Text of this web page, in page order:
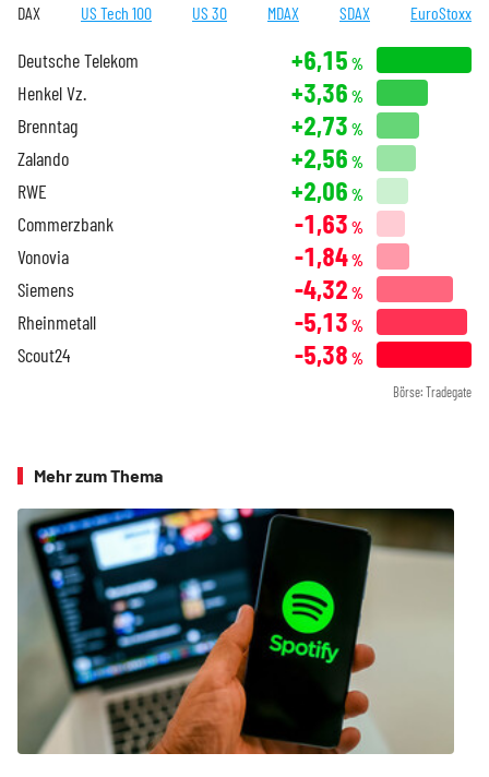
DAX US Tech 100 US 30 MDAX SDAX EuroStoxx
Deutsche Telekom +6,15 %
Henkel Vz. +3,36 %
Brenntag +2,73 %
Zalando +2,56 %
RWE +2,06 %
Commerzbank -1,63 %
Vonovia -1,84%
Siemens -4,32 %
Rheinmetall -5,13 %
Scout24 -5,38 %
Börse: Tradegate
Mehr zum Thema